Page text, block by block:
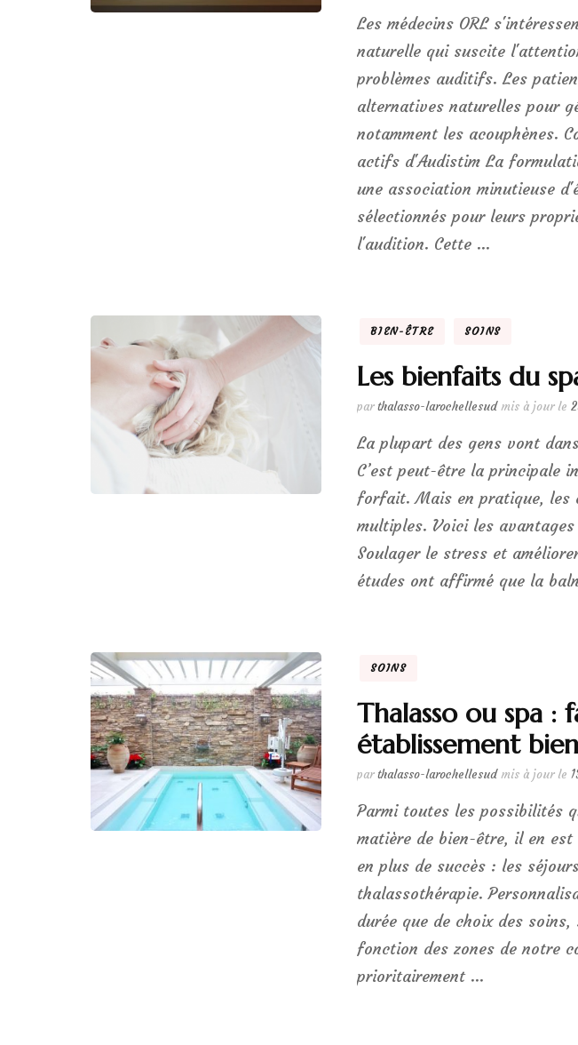
Les médecins ORL
naturelle qui suscite
problèmes auditifs. Les
alternatives naturelles pour
notamment les acouphènes.
actifs d'Audistim La
une association minutieuse
sélectionnés pour leurs
l'audition. Cette …
BIEN-ÊTRE SOINS
Les bienfaits du
parthalasso-larochellesud mis à jour le
La plupart des gens vont
C’est peut-être la principale
forfait. Mais en pratique, les
multiples. Voici les
Soulager le stress et
études ont affirmé que la
SOINS
Thalasso ou spa :
établissement
parthalasso-larochellesud mis à jour le
Parmi toutes les possibilités
matière de bien-être, il en
en plus de succès : les
thalassothérapie.
durée que de choix des
fonction des zones de notre
prioritairement …